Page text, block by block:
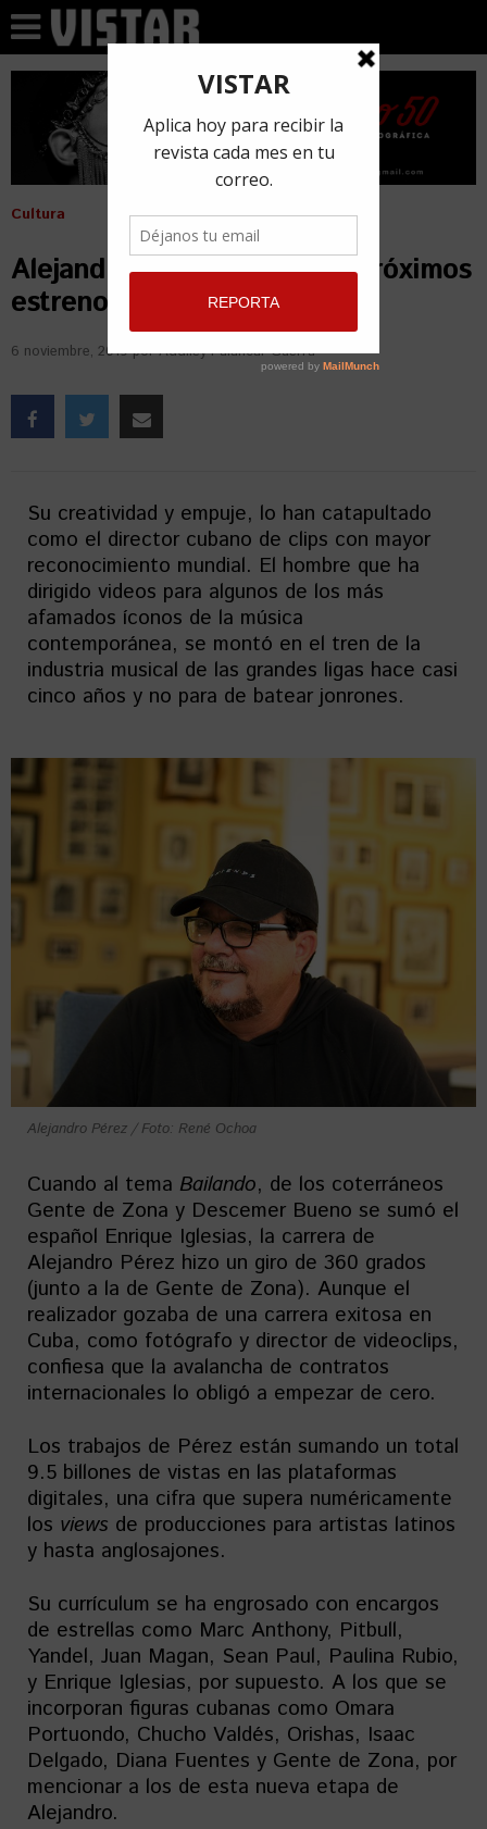
Cultura
Alejandro Pérez revela sus próximos
estrenos
6 noviembre, 2019 porAddiley Palancar Guerra
Su creatividad y empuje, lo han catapultado
como el director cubano de clips con mayor
reconocimiento mundial. El hombre que ha
dirigido videos para algunos de los más
afamados íconos de la música
contemporánea, se montó en el tren de la
industria musical de las grandes ligas hace casi
cinco años y no para de batear jonrones.
Alejandro Pérez / Foto: René Ochoa
Cuando al tema Bailando, de los coterráneos
Gente de Zona y Descemer Bueno se sumó el
español Enrique Iglesias, la carrera de
Alejandro Pérez hizo un giro de 360 grados
(junto a la de Gente de Zona). Aunque el
realizador gozaba de una carrera exitosa en
Cuba, como fotógrafo y director de videoclips,
confiesa que la avalancha de contratos
internacionales lo obligó a empezar de cero.
Los trabajos de Pérez están sumando un total
9.5 billones de vistas en las plataformas
digitales, una cifra que supera numéricamente
los views de producciones para artistas latinos
y hasta anglosajones.
Su currículum se ha engrosado con encargos
de estrellas como Marc Anthony, Pitbull,
Yandel, Juan Magan, Sean Paul, Paulina Rubio,
y Enrique Iglesias, por supuesto. A los que se
incorporan figuras cubanas como Omara
Portuondo, Chucho Valdés, Orishas, Isaac
Delgado, Diana Fuentes y Gente de Zona, por
mencionar a los de esta nueva etapa de
Alejandro.